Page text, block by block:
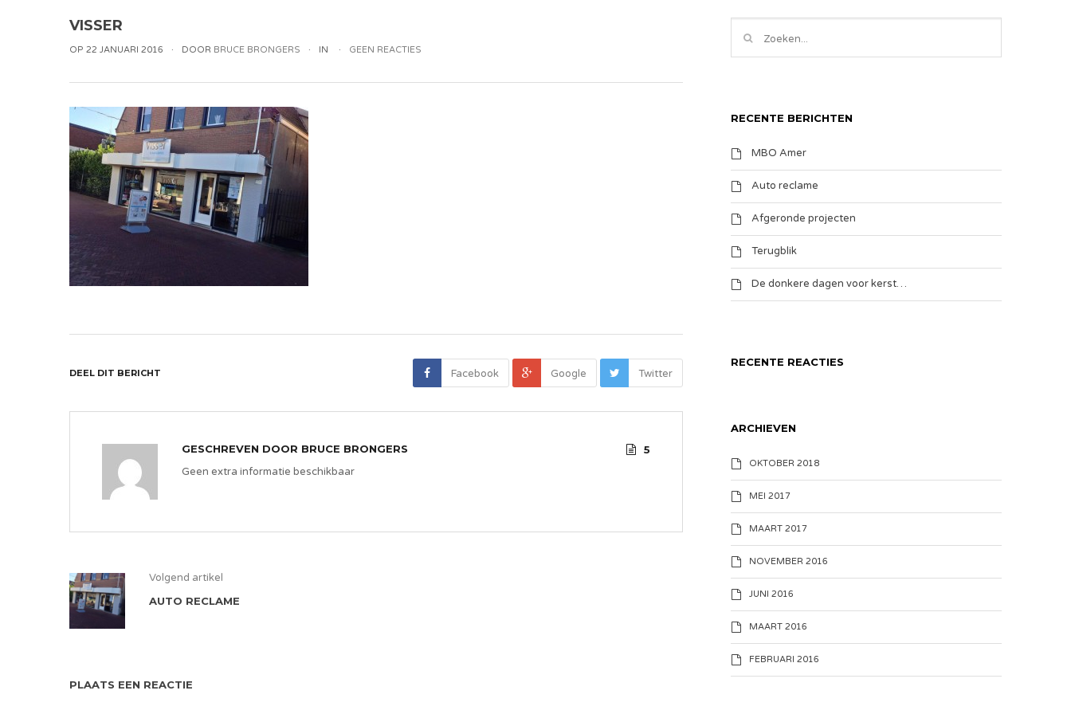
VISSER
OP 22 JANUARI 2016 DOOR BRUCE BRONGERS IN GEEN REACTIES
DEEL DIT BERICHT Twitter
Google
Facebook
GESCHREVEN DOOR BRUCE BRONGERS
5
Geen extra informatie beschikbaar
Volgend artikel
AUTO RECLAME
PLAATS EEN REACTIE
RECENTE BERICHTEN
MBO Amer
Auto reclame
Afgeronde projecten
Terugblik
De donkere dagen voor kerst…
RECENTE REACTIES
ARCHIEVEN
OKTOBER 2018
MEI 2017
MAART 2017
NOVEMBER 2016
JUNI 2016
MAART 2016
FEBRUARI 2016